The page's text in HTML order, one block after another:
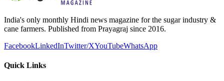
India's only monthly Hindi news magazine for the sugar industry &
cane farmers. Published from Prayagraj since 2016.
FacebookLinkedInTwitter/XYouTubeWhatsApp
Quick Links